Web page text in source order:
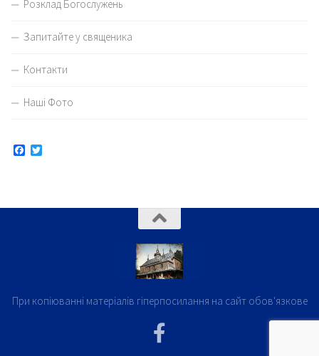
Розклад Богослужень
Запитайте у священика
Контакти
Наші Фото
Facebook
При копіюванні матеріалів гіперпосилання на сайт обов'язкове